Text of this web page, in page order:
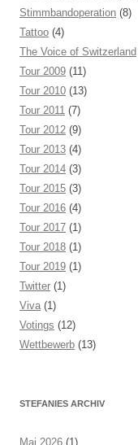
Stimmbandoperation (8)
Tattoo (4)
The Voice of Switzerland
Tour 2009 (11)
Tour 2010 (13)
Tour 2011 (7)
Tour 2012 (9)
Tour 2013 (4)
Tour 2014 (3)
Tour 2015 (3)
Tour 2016 (4)
Tour 2017 (1)
Tour 2018 (1)
Tour 2019 (1)
Twitter (1)
Viva (1)
Votings (12)
Wettbewerb (13)
STEFANIES ARCHIV
Mai 2026 (1)